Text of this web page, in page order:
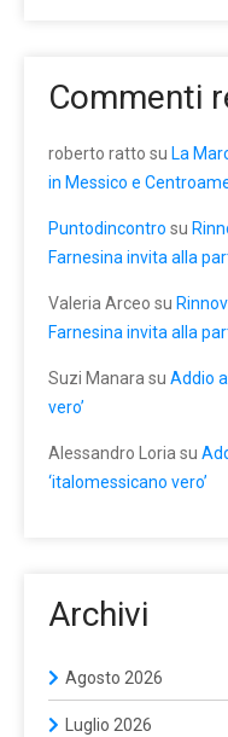
Commenti
roberto ratto su La
in Messico e
Puntodincontro su
Farnesina invita alla
Valeria Arceo su
Farnesina invita alla
Suzi Manara su Addio
vero’
Alessandro Loria su
‘italomessicano vero’
Archivi
Agosto 2026
Luglio 2026